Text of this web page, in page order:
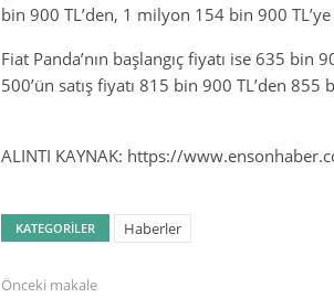
bin 900 TL’den, 1 milyon 154 bin 900
Fiat Panda’nın başlangıç fiyatı ise 635 bin
500’ün satış fiyatı 815 bin 900 TL’den 855
ALINTI KAYNAK: https://
KATEGORILER Haberler
Önceki makale